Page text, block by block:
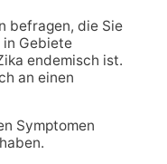
befragen, die Sie
Gebiete
endemisch ist.
an einen
Symptomen